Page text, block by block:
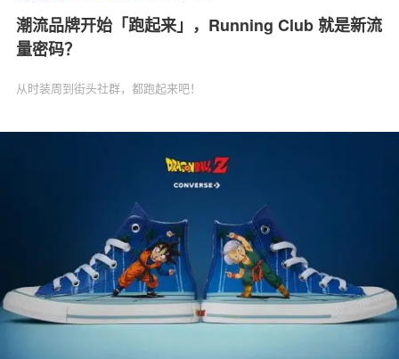
潮流品牌开始「跑起来」，Running Club 就是新流
量密码？
从时装周到街头社群，都跑起来吧！